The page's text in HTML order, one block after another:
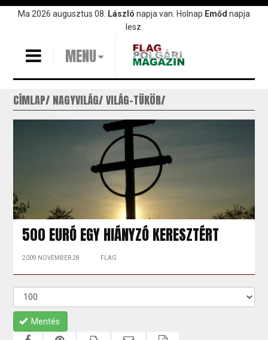
UgrásMa 2026 augusztus 08. László napja van. Holnap Emőd napja
lesz.
MENU
CÍMLAP NAGYVILÁG VILÁG-TÜKÖR
500 EURÓ EGY HIÁNYZÓ KERESZTÉRT
2009 NOVEMBER 28. FLAG
Mentés